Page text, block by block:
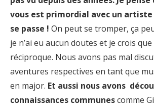
vous est primordial avec un artiste
se passe ! On peut se tromper, ça
je n’ai eu aucun doutes et je crois que
réciproque. Nous avons pas mal
aventures respectives en tant que
en major. Et aussi nous avons
connaissances communescomme